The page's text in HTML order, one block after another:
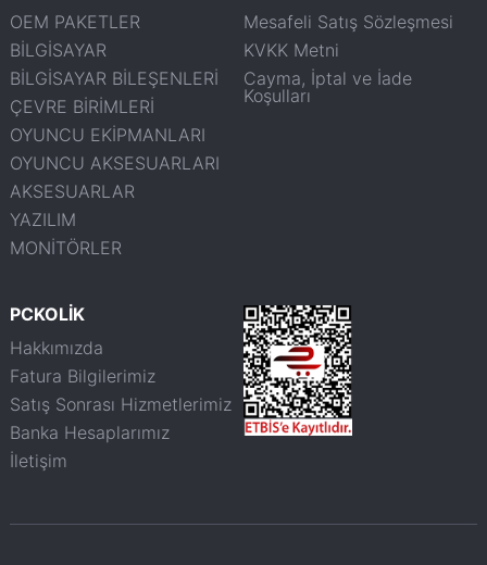
OEM PAKETLER
BİLGİSAYAR
BİLGİSAYAR BİLEŞENLERİ
ÇEVRE BİRİMLERİ
OYUNCU EKİPMANLARI
OYUNCU AKSESUARLARI
AKSESUARLAR
YAZILIM
MONİTÖRLER
Mesafeli Satış Sözleşmesi
KVKK Metni
Cayma, İptal ve İade
Koşulları
PCKOLİK
Hakkımızda
Fatura Bilgilerimiz
Satış Sonrası Hizmetlerimiz
Banka Hesaplarımız
İletişim